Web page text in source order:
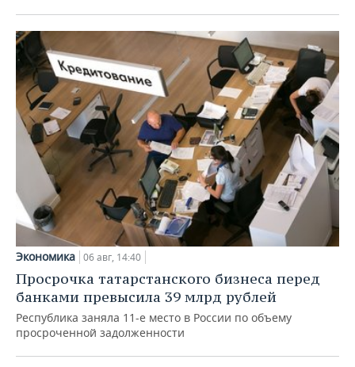
Экономика 06 авг, 14:40
Просрочка татарстанского бизнеса перед
банками превысила 39 млрд рублей
Республика заняла 11-е место в России по объему
просроченной задолженности